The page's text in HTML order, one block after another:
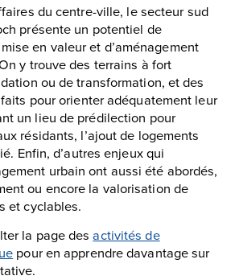
du centre-ville, le secteur sud
présente un potentiel de
en valeur et d’aménagement
y trouve des terrains à fort
ou de transformation, et des
pour orienter adéquatement leur
un lieu de prédilection pour
résidants, l’ajout de logements
Enfin, d’autres enjeux qui
urbain ont aussi été abordés,
ou encore la valorisation de
et cyclables.
la page desactivités de
pour en apprendre davantage sur